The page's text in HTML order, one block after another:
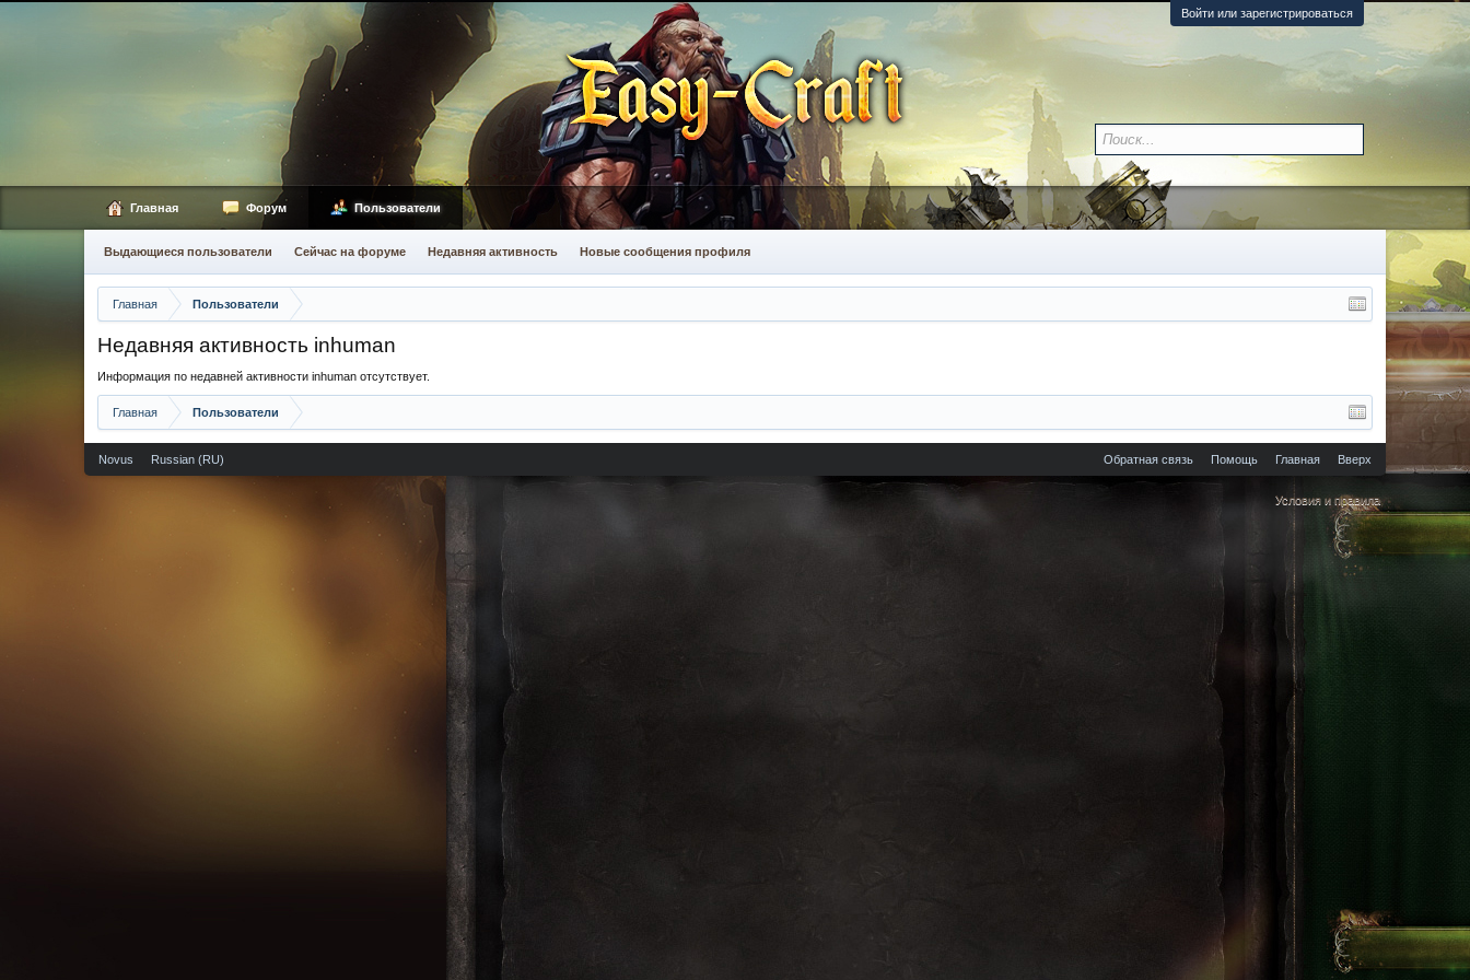
Войти или зарегистрироваться
Главная Пользователи
Недавняя активность inhuman
Информация по недавней активности inhuman отсутствует.
Главная Пользователи
Главная Форум Пользователи
Выдающиеся пользователи Сейчас на форуме Недавняя активность Новые сообщения профиля
Novus Russian (RU) Обратная связь Помощь Главная Вверх
Условия и правила